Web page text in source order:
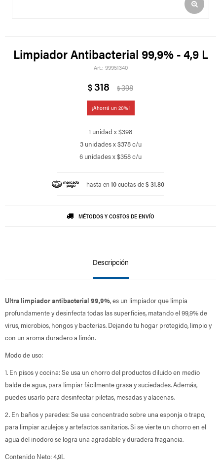
Limpiador Antibacterial 99,9% - 4,9 L
99951340
$318 $398
20
1 unidad x $398
3 unidades x $378 c/u
6 unidades x $358 c/u
hasta en 10cuotas de$ 31,80
MÉTODOS Y COSTOS DE ENVÍO
Descripción
Ultra limpiador antibacterial 99,9%, es un limpiador que limpia
profundamente y desinfecta todas las superficies, matando el 99,9% de
virus, microbios, hongos y bacterias. Dejando tu hogar protegido, limpio y
con un aroma duradero a limón.
Modo de uso:
1. En pisos y cocina: Se usa un chorro del productos diluido en medio
balde de agua, para limpiar fácilmente grasa y suciedades. Además,
puedes usarlo para desinfectar piletas, mesadas y alacenas.
2. En baños y paredes: Se usa concentrado sobre una esponja o trapo,
para limpiar azulejos y artefactos sanitarios. Si se vierte un chorro en el
agua del inodoro se logra una agradable y duradera fragancia.
Contenido Neto: 4,9L